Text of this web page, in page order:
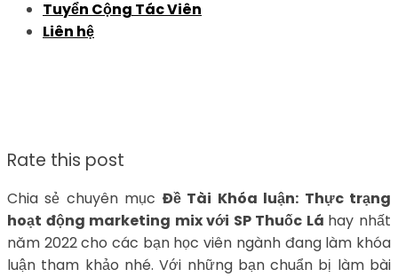
Tuyển Cộng Tác Viên
Liên hệ
Rate this post
Chia sẻ chuyên mục Đề Tài Khóa luận: Thực trạng
hoạt động marketing mix với SP Thuốc Lá hay nhất
năm 2022 cho các bạn học viên ngành đang làm khóa
luận tham khảo nhé. Với những bạn chuẩn bị làm bài